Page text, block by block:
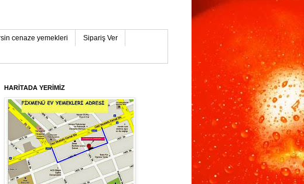
cenaze yemekleri Sipariş Ver
HARİTADA YERİMİZ